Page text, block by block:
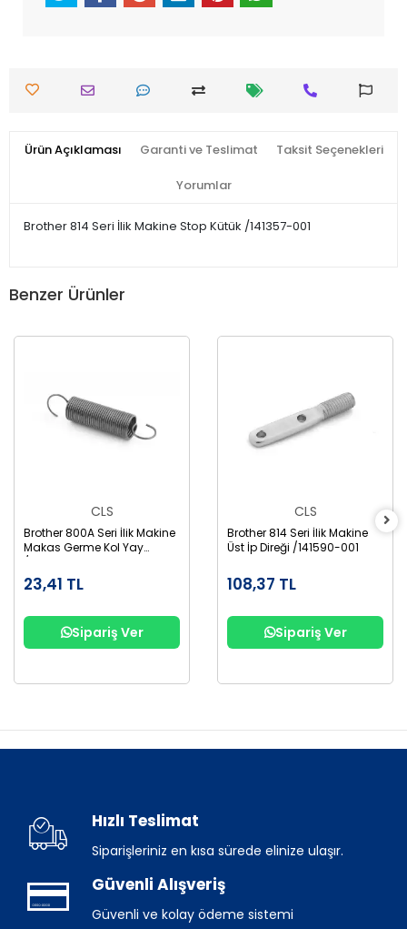
Ürün Açıklaması Garanti ve Teslimat Taksit Seçenekleri
Yorumlar
Brother 814 Seri İlik Makine Stop Kütük /141357-001
Benzer Ürünler
CLS
Brother 800A Seri İlik Makine
Makas Germe Kol Yay
/S50327001
23,41 TL
Sipariş Ver
CLS
Brother 814 Seri İlik Makine
Üst İp Direği /141590-001
108,37 TL
Sipariş Ver
Hızlı Teslimat
Siparişleriniz en kısa sürede elinize ulaşır.
Güvenli Alışveriş
Güvenli ve kolay ödeme sistemi